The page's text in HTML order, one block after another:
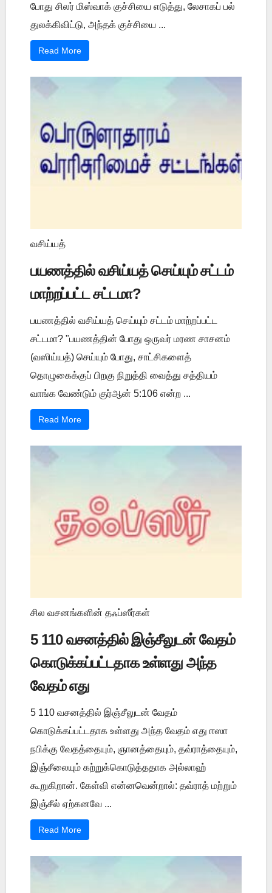
போது சிலர் மிஸ்வாக் குச்சியை எடுத்து, லேசாகப் பல்
துலக்கிவிட்டு, அந்தக் குச்சியை ...
Read More
வசிய்யத்
பயணத்தில் வசிய்யத் செய்யும் சட்டம்
மாற்றப்பட்ட சட்டமா?
பயணத்தில் வசிய்யத் செய்யும் சட்டம் மாற்றப்பட்ட
சட்டமா? "பயணத்தின் போது ஒருவர் மரண சாசனம்
(வஸிய்யத்) செய்யும் போது, சாட்சிகளைத்
தொழுகைக்குப் பிறகு நிறுத்தி வைத்து சத்தியம்
வாங்க வேண்டும் குர்ஆன் 5:106 என்ற ...
Read More
சில வசனங்களின் தஃப்ஸீர்கள்
5 110 வசனத்தில் இஞ்சீலுடன் வேதம்
கொடுக்கப்பட்டதாக உள்ளது அந்த
வேதம் எது
5 110 வசனத்தில் இஞ்சீலுடன் வேதம்
கொடுக்கப்பட்டதாக உள்ளது அந்த வேதம் எது ஈஸா
நபிக்கு வேதத்தையும், ஞானத்தையும், தவ்ராத்தையும்,
இஞ்சீலையும் கற்றுக்கொடுத்ததாக அல்லாஹ்
கூறுகிறான். கேள்வி என்னவென்றால்: தவ்ராத் மற்றும்
இஞ்சீல் ஏற்கனவே ...
Read More